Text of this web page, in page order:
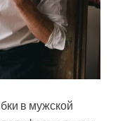
в мужской